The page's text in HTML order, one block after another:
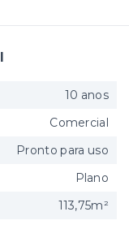
10 anos
Comercial
Pronto para uso
Plano
113,75m²